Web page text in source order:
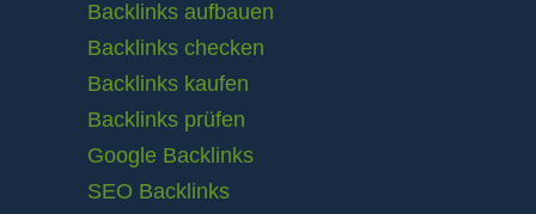
Backlinks aufbauen
Backlinks checken
Backlinks kaufen
Backlinks prüfen
Google Backlinks
SEO Backlinks